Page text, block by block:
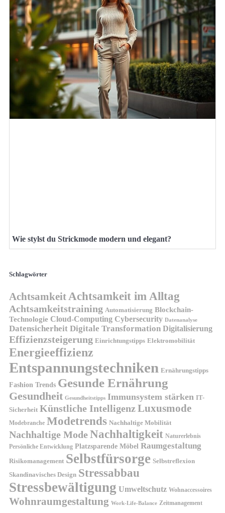
Wie stylst du Strickmode modern und elegant?
Schlagwörter
AchtsamkeitAchtsamkeit im Alltag
Achtsamkeitstraining Automatisierung Blockchain-
Technologie Cloud-Computing Cybersecurity Datenanalyse
Datensicherheit Digitale Transformation Digitalisierung
Effizienzsteigerung Einrichtungstipps Elektromobilität
Energieeffizienz
Entspannungstechniken Ernährungstipps
Fashion Trends Gesunde Ernährung
Gesundheit Gesundheitstipps Immunsystem stärken IT-
Sicherheit Künstliche IntelligenzLuxusmode
Modebranche Modetrends Nachhaltige Mobilität
Nachhaltige ModeNachhaltigkeit Naturerlebnis
Persönliche Entwicklung Platzsparende Möbel Raumgestaltung
Risikomanagement Selbstfürsorge Selbstreflexion
Skandinavisches Design Stressabbau
Stressbewältigung Umweltschutz Wohnaccessoires
Wohnraumgestaltung Work-Life-Balance Zeitmanagement